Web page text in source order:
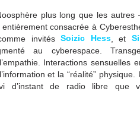
plus long que les autres
consacrée à
invitésSoizic Hess, et
au cyberespace.
Interactions sensuelles
et la “réalité” physique.
d’instant de radio libre que